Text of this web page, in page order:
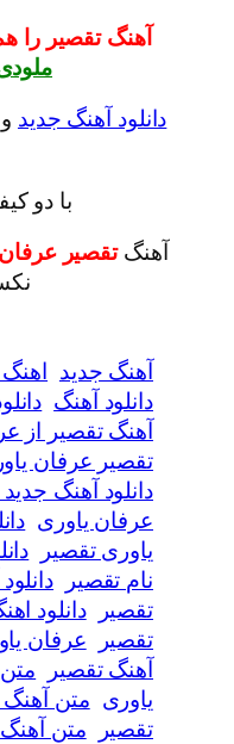
آهنگ تقصیر را
دانلود آهنگ جدید
با دو کیفیت
آهنگ تقصیر
آهنگ جدید
دانلود آهنگ
آهنگ تقصیر از
تقصیر عرفان
دانلود آهنگ جدید
عرفان یاوری
یاوری تقصیر
نام تقصیر
تقصیر
دانلود
تقصیر
عرفان
آهنگ تقصیر
یاوری متن آهنگ
تقصیر
متن